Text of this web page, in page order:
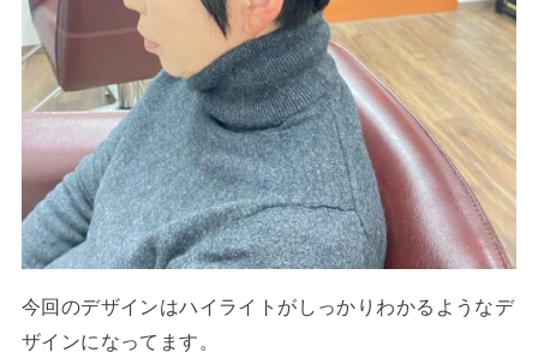
今回のデザインはハイライトがしっかりわかるようなデ
ザインになってます。